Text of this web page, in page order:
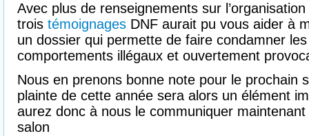
Avec plus de renseignements sur
trois témoignages DNF aurait pu vous aider à
un dossier qui permette de faire condamner
comportements illégaux et ouvertement
Nous en prenons bonne note pour le prochain
plainte de cette année sera alors un élément
aurez donc à nous le communiquer
salon